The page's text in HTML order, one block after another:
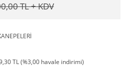
TL + KDV
TL (%3,00 havale indirimi)